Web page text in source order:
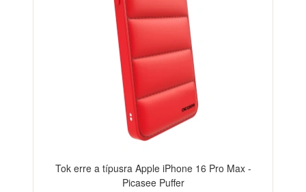
Tok erre a típusra Apple iPhone 16 Pro Max -
Picasee Puffer